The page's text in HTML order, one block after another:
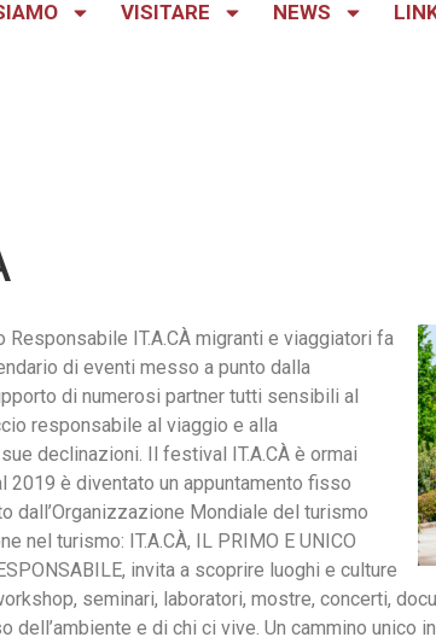
VISITARE NEWS
IT.A.CÀ migranti e viaggiatori fa
di eventi messo a punto dalla
di numerosi partner tutti sensibili al
responsabile al viaggio e alla
declinazioni. Il festival IT.A.CÀ è ormai
è diventato un appuntamento fisso
dall’Organizzazione Mondiale del turismo
nel turismo: IT.A.CÀ, IL PRIMO E UNICO
invita a scoprire luoghi e culture
seminari, laboratori, mostre, concerti,
dell’ambiente e di chi ci vive. Un cammino unico